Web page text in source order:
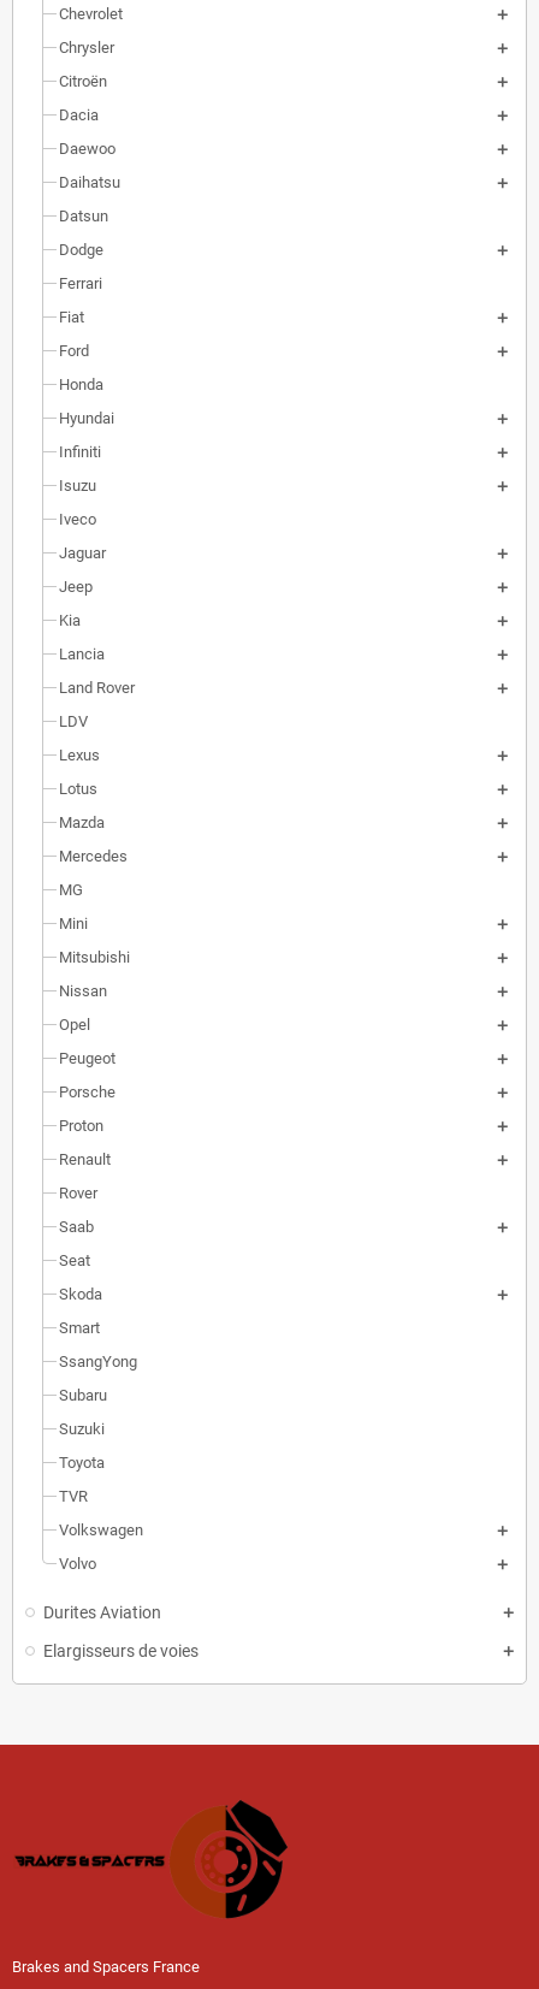
Chevrolet
Chrysler
Citroën
Dacia
Daewoo
Daihatsu
Datsun
Dodge
Ferrari
Fiat
Ford
Honda
Hyundai
Infiniti
Isuzu
Iveco
Jaguar
Jeep
Kia
Lancia
Land Rover
LDV
Lexus
Lotus
Mazda
Mercedes
MG
Mini
Mitsubishi
Nissan
Opel
Peugeot
Porsche
Proton
Renault
Rover
Saab
Seat
Skoda
Smart
SsangYong
Subaru
Suzuki
Toyota
TVR
Volkswagen
Volvo
Durites Aviation
Elargisseurs de voies
Brakes and Spacers France